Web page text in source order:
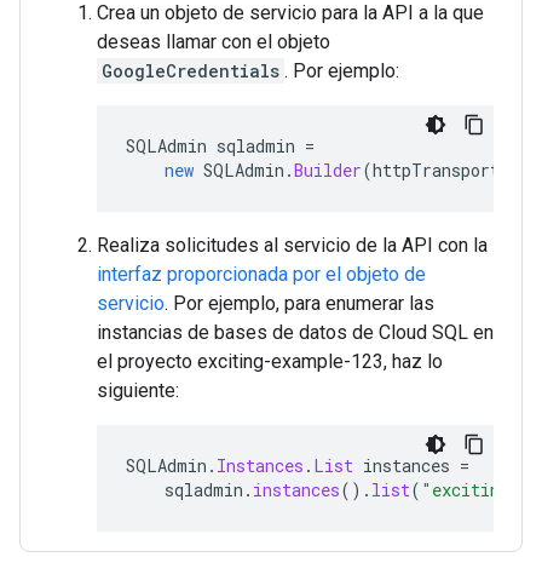
Crea un objeto de servicio para la API a la que
deseas llamar con el objeto
GoogleCredentials . Por ejemplo:
SQLAdmin sqladmin =
new SQLAdmin .Builder(httpTransport
Realiza solicitudes al servicio de la API con la
interfaz proporcionada por el objeto de
servicio. Por ejemplo, para enumerar las
instancias de bases de datos de Cloud SQL en
el proyecto exciting-example-123, haz lo
siguiente:
SQLAdmin . Instances . List instances =
sqladmin . instances(). list( "exciting-